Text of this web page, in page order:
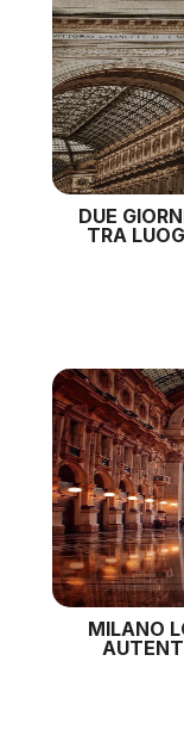
DUE
TRA
MILANO